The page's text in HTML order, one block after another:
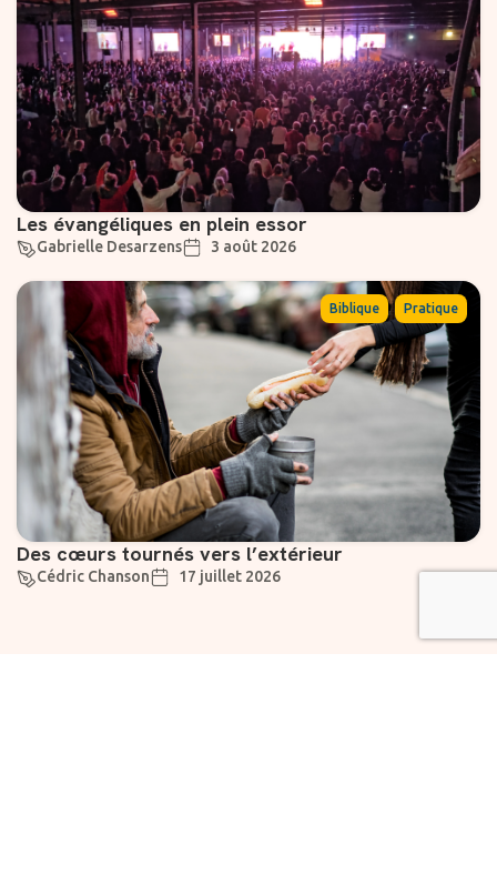
Les évangéliques en plein essor
Gabrielle Desarzens 3 août 2026
Biblique , Pratique
Des cœurs tournés vers l’extérieur
Cédric Chanson 17 juillet 2026